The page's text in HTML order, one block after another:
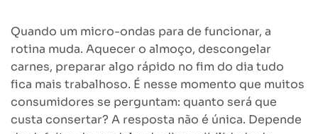
Quando um micro-ondas para de funcionar, a
rotina muda. Aquecer o almoço, descongelar
carnes, preparar algo rápido no fim do dia tudo
fica mais trabalhoso. É nesse momento que muitos
consumidores se perguntam: quanto será que
custa consertar? A resposta não é única. Depende